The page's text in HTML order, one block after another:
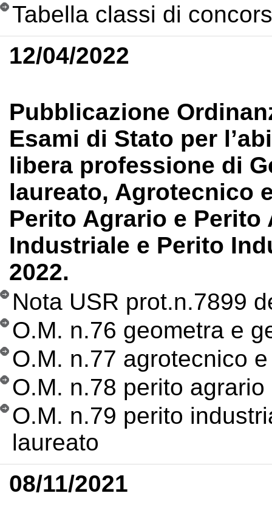
Tabella classi di
12/04/2022
Pubblicazione
Esami di Stato per
libera professione di
laureato, Agrotecnico
Perito Agrario e
Industriale e Perito
2022.
Nota USR prot.n.7899
O.M. n.76 geometra e
O.M. n.77 agrotecnico
O.M. n.78 perito
O.M. n.79 perito
laureato
08/11/2021